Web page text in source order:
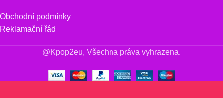
Obchodní podmínky
Reklamační řád
@Kpop2eu, Všechna práva vyhrazena.